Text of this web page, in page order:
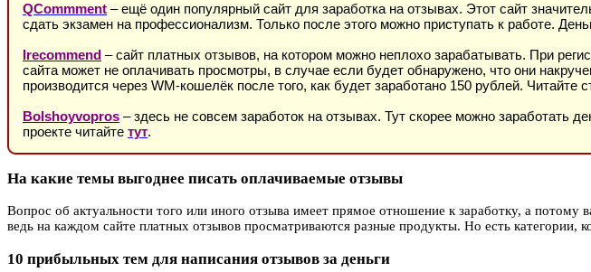
QCommment – ещё один популярный сайт для заработка на отзывах. Этот сайт
сдать экзамен на профессионализм. Только после этого можно приступать к работе.
Irecommend – сайт платных отзывов, на котором можно неплохо зарабатывать. При
сайта может не оплачивать просмотры, в случае если будет обнаружено, что они
производится через WM-кошелёк после того, как будет заработано 150 рублей. Читайте
Bolshoyvopros – здесь не совсем заработок на отзывах. Тут скорее можно заработать
проекте читайте тут.
На какие темы выгоднее писать оплачиваемые отзывы
Вопрос об актуальности того или иного отзыва имеет прямое отношение к заработку, а
ведь на каждом сайте платных отзывов просматриваются разные продукты. Но есть категории,
10 прибыльных тем для написания отзывов за деньги